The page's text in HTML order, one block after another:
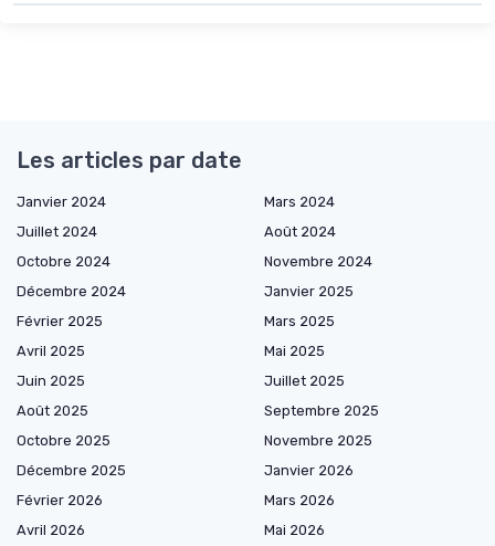
Les articles par date
Janvier 2024
Mars 2024
Juillet 2024
Août 2024
Octobre 2024
Novembre 2024
Décembre 2024
Janvier 2025
Février 2025
Mars 2025
Avril 2025
Mai 2025
Juin 2025
Juillet 2025
Août 2025
Septembre 2025
Octobre 2025
Novembre 2025
Décembre 2025
Janvier 2026
Février 2026
Mars 2026
Avril 2026
Mai 2026